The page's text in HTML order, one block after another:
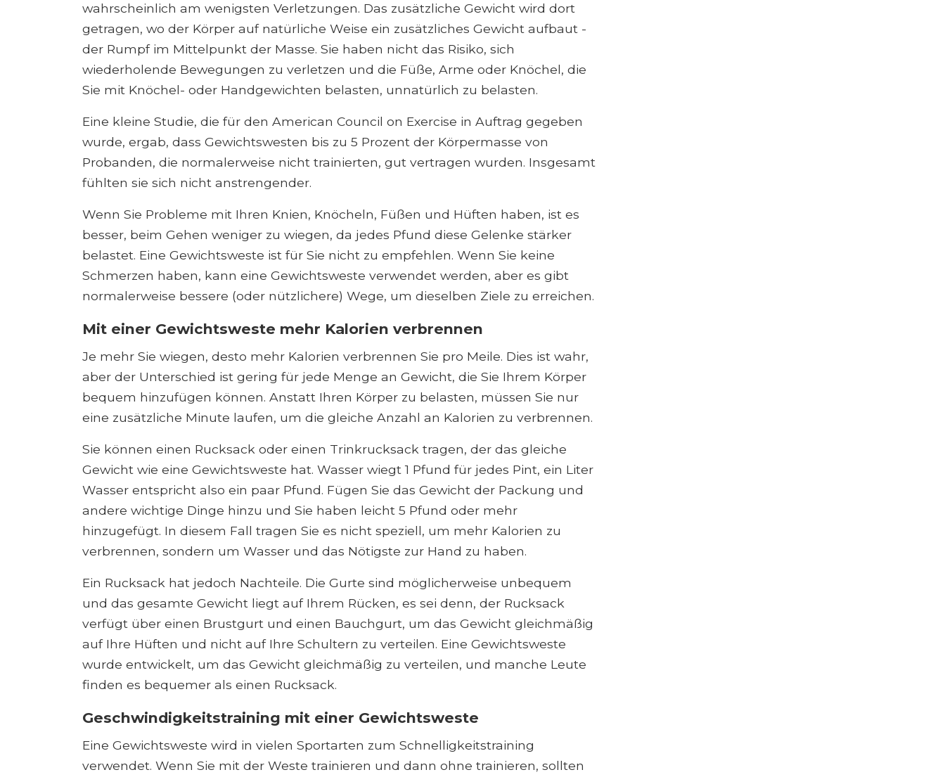
wahrscheinlich am wenigsten Verletzungen. Das zusätzliche Gewicht wird dort
getragen, wo der Körper auf natürliche Weise ein zusätzliches Gewicht aufbaut -
der Rumpf im Mittelpunkt der Masse. Sie haben nicht das Risiko, sich
wiederholende Bewegungen zu verletzen und die Füße, Arme oder Knöchel, die
Sie mit Knöchel- oder Handgewichten belasten, unnatürlich zu belasten.
Eine kleine Studie, die für den American Council on Exercise in Auftrag gegeben
wurde, ergab, dass Gewichtswesten bis zu 5 Prozent der Körpermasse von
Probanden, die normalerweise nicht trainierten, gut vertragen wurden. Insgesamt
fühlten sie sich nicht anstrengender.
Wenn Sie Probleme mit Ihren Knien, Knöcheln, Füßen und Hüften haben, ist es
besser, beim Gehen weniger zu wiegen, da jedes Pfund diese Gelenke stärker
belastet. Eine Gewichtsweste ist für Sie nicht zu empfehlen. Wenn Sie keine
Schmerzen haben, kann eine Gewichtsweste verwendet werden, aber es gibt
normalerweise bessere (oder nützlichere) Wege, um dieselben Ziele zu erreichen.
Mit einer Gewichtsweste mehr Kalorien verbrennen
Je mehr Sie wiegen, desto mehr Kalorien verbrennen Sie pro Meile. Dies ist wahr,
aber der Unterschied ist gering für jede Menge an Gewicht, die Sie Ihrem Körper
bequem hinzufügen können. Anstatt Ihren Körper zu belasten, müssen Sie nur
eine zusätzliche Minute laufen, um die gleiche Anzahl an Kalorien zu verbrennen.
Sie können einen Rucksack oder einen Trinkrucksack tragen, der das gleiche
Gewicht wie eine Gewichtsweste hat. Wasser wiegt 1 Pfund für jedes Pint, ein Liter
Wasser entspricht also ein paar Pfund. Fügen Sie das Gewicht der Packung und
andere wichtige Dinge hinzu und Sie haben leicht 5 Pfund oder mehr
hinzugefügt. In diesem Fall tragen Sie es nicht speziell, um mehr Kalorien zu
verbrennen, sondern um Wasser und das Nötigste zur Hand zu haben.
Ein Rucksack hat jedoch Nachteile. Die Gurte sind möglicherweise unbequem
und das gesamte Gewicht liegt auf Ihrem Rücken, es sei denn, der Rucksack
verfügt über einen Brustgurt und einen Bauchgurt, um das Gewicht gleichmäßig
auf Ihre Hüften und nicht auf Ihre Schultern zu verteilen. Eine Gewichtsweste
wurde entwickelt, um das Gewicht gleichmäßig zu verteilen, und manche Leute
finden es bequemer als einen Rucksack.
Geschwindigkeitstraining mit einer Gewichtsweste
Eine Gewichtsweste wird in vielen Sportarten zum Schnelligkeitstraining
verwendet. Wenn Sie mit der Weste trainieren und dann ohne trainieren, sollten